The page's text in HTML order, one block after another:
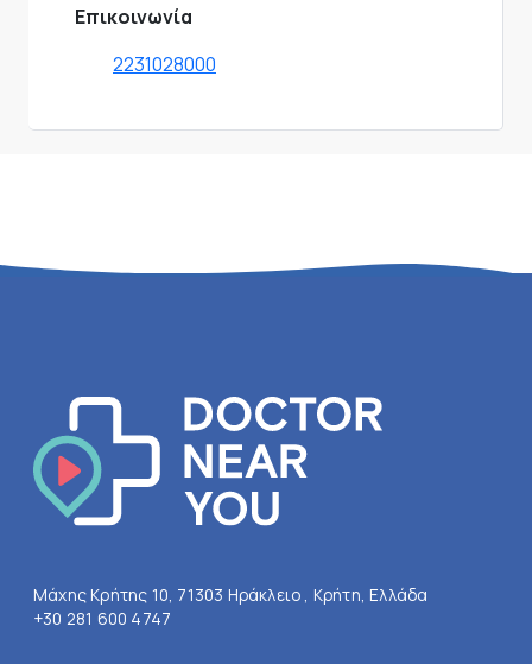
Επικοινωνία
2231028000
Μάχης Κρήτης 10, 71303 Ηράκλειο , Κρήτη, Ελλάδα
+30 281 600 4747